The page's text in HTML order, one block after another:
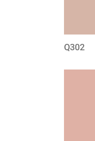
Q302